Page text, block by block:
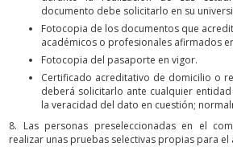
documento debe solicitarlo en su
Fotocopia de los documentos que
académicos o profesionales afirmados
Fotocopia del pasaporte en vigor.
Certificado acreditativo de domicilio o
deberá solicitarlo ante cualquier
la veracidad del dato en cuestión;
8. Las personas preseleccionadas en el
realizar unas pruebas selectivas propias para el